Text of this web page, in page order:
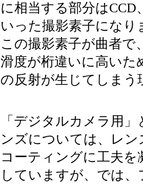
に相当する部分は
いった撮影素子になり
この撮影素子が曲者
滑度が桁違いに高いた
の反射が生じてしま
「デジタルカメラ用
ンズについては、レ
コーティングに工夫
していますが、では